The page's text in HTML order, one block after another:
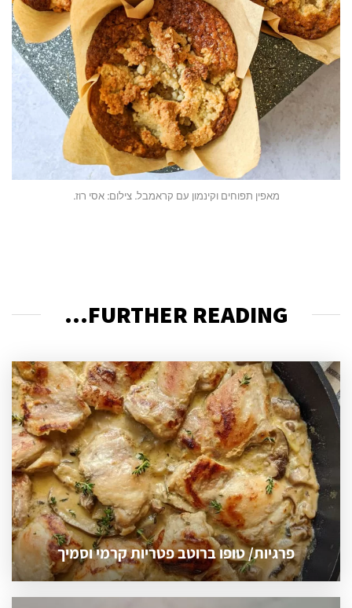
מאפין תפוחים וקינמון עם קראמבל. צילום: אסי רוז.
FURTHER READING...
פרגיות/ טופו ברוטב פטריות קרמי וסמיך